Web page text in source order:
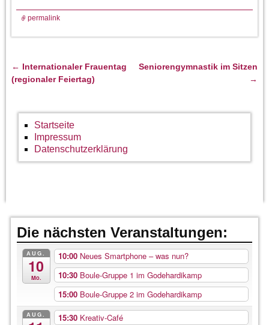
permalink
Artikelnavigation
← Internationaler Frauentag
(regionaler Feiertag)
Seniorengymnastik im Sitzen
→
Startseite
Impressum
Datenschutzerklärung
Die nächsten Veranstaltungen:
AUG.
10
Mo.
10:00 Neues Smartphone – was nun?
10:30 Boule-Gruppe 1 im Godehardikamp
15:00 Boule-Gruppe 2 im Godehardikamp
AUG. 15:30 Kreativ-Café